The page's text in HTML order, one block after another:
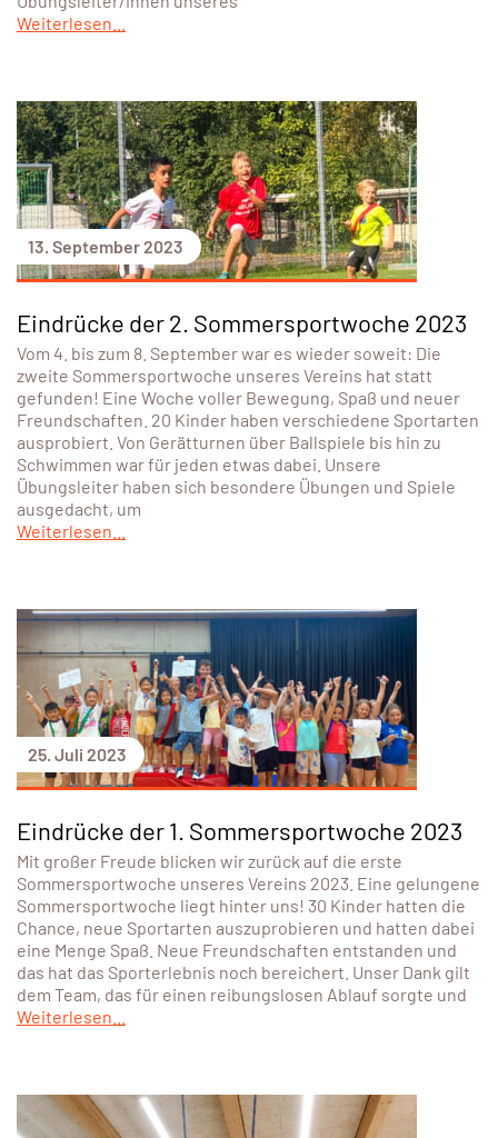
Weiterlesen...
13. September 2023
Eindrücke der 2. Sommersportwoche 2023
Vom 4. bis zum 8. September war es wieder soweit: Die
zweite Sommersportwoche unseres Vereins hat statt
gefunden! Eine Woche voller Bewegung, Spaß und neuer
Freundschaften. 20 Kinder haben verschiedene Sportarten
ausprobiert. Von Gerätturnen über Ballspiele bis hin zu
Schwimmen war für jeden etwas dabei. Unsere
Übungsleiter haben sich besondere Übungen und Spiele
ausgedacht, um
Weiterlesen...
25. Juli 2023
Eindrücke der 1. Sommersportwoche 2023
Mit großer Freude blicken wir zurück auf die erste
Sommersportwoche unseres Vereins 2023. Eine gelungene
Sommersportwoche liegt hinter uns! 30 Kinder hatten die
Chance, neue Sportarten auszuprobieren und hatten dabei
eine Menge Spaß. Neue Freundschaften entstanden und
das hat das Sporterlebnis noch bereichert. Unser Dank gilt
dem Team, das für einen reibungslosen Ablauf sorgte und
Weiterlesen...